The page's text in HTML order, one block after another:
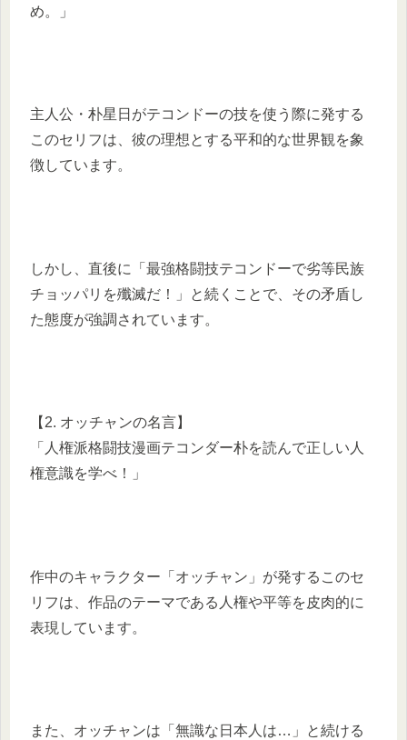
め。」
主人公・朴星日がテコンドーの技を使う際に発する
このセリフは、彼の理想とする平和的な世界観を象
徴しています。
しかし、直後に「最強格闘技テコンドーで劣等民族
チョッパリを殲滅だ！」と続くことで、その矛盾し
た態度が強調されています。
【2. オッチャンの名言】
「人権派格闘技漫画テコンダー朴を読んで正しい人
権意識を学べ！」
作中のキャラクター「オッチャン」が発するこのセ
リフは、作品のテーマである人権や平等を皮肉的に
表現しています。
また、オッチャンは「無識な日本人は…」と続ける